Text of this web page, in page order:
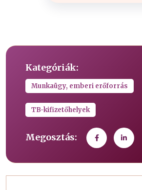
Kategóriák:
Munkaügy, emberi erőforrás
TB-kifizetőhelyek
Megosztás: